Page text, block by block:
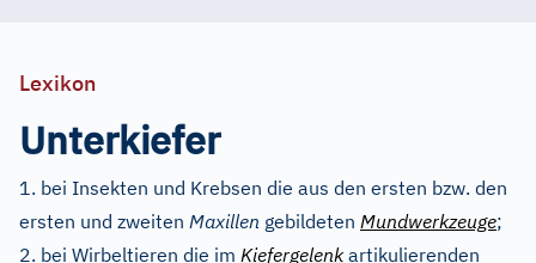
Lexikon
Unterkiefer
1. bei Insekten und Krebsen die aus den ersten bzw. den
ersten und zweiten Maxillen gebildeten Mundwerkzeuge;
2. bei Wirbeltieren die im Kiefergelenkartikulierenden